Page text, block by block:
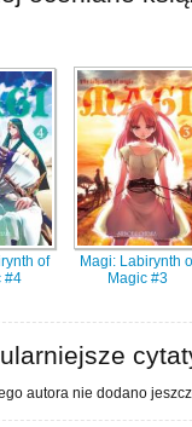
of
#4
Magi: Labirynth
Magic #3
autora nie dodano